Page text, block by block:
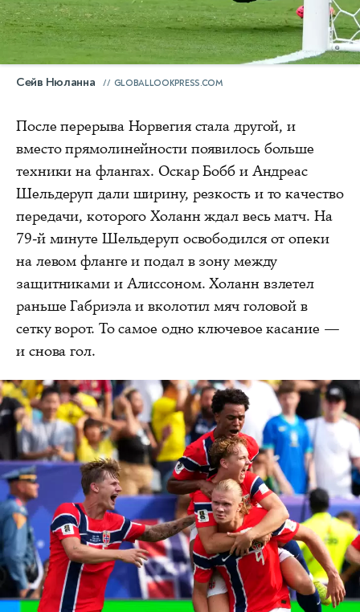
Сейв Нюланна GLOBALLOOKPRESS.COM
После перерыва Норвегия стала другой, и
вместо прямолинейности появилось больше
техники на флангах. Оскар Бобб и Андреас
Шельдеруп дали ширину, резкость и то качество
передачи, которого Холанн ждал весь матч. На
79-й минуте Шельдеруп освободился от опеки
на левом фланге и подал в зону между
защитниками и Алиссоном. Холанн взлетел
раньше Габриэла и вколотил мяч головой в
сетку ворот. То самое одно ключевое касание —
и снова гол.